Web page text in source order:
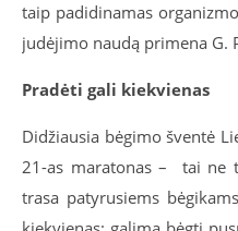
taip padidinamas
judėjimo naudą primena G.
Pradėti gali kiekvienas
Didžiausia bėgimo šventė
21-as maratonas –
tai ne
trasa patyrusiems